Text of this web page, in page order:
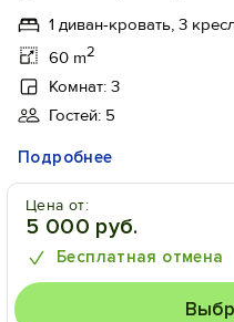
1 диван-кровать, 3
60 m2
Комнат: 3
Гостей: 5
Подробнее
Цена от:
5 000 руб.
Бесплатная отмена